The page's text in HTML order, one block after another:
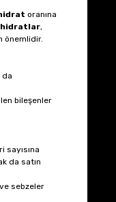
oranına
,
önemlidir.
da
bileşenler
sayısına
da satın
sebzeler